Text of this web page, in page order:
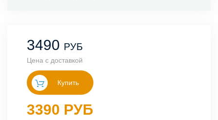
3490 РУБ
Цена с доставкой
Купить
3390 РУБ